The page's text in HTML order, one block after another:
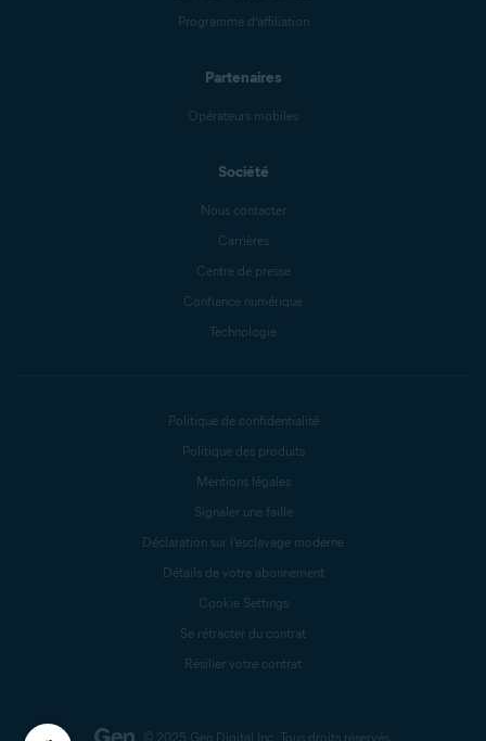
Programme d’affiliation
Partenaires
Opérateurs mobiles
Société
Nous contacter
Carrières
Centre de presse
Confiance numérique
Technologie
© 2025 Gen Digital Inc. Tous droits réservés.
Politique de confidentialité
Politique des produits
Mentions légales
Signaler une faille
Déclaration sur l’esclavage moderne
Détails de votre abonnement
Cookie Settings
Se rétracter du contrat
Résilier votre contrat